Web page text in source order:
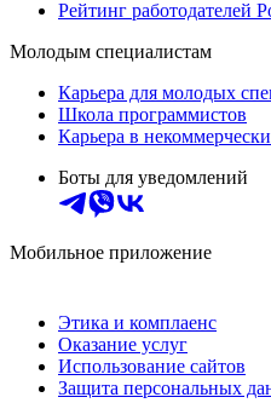
Рейтинг работодателей
Молодым специалистам
Карьера для молодых
Школа программистов
Карьера в
Боты для уведомлений
Мобильное приложение
Этика и комплаенс
Оказание услуг
Использование сайтов
Защита персональных